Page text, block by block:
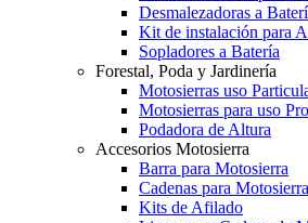
Desmalezadoras a
Kit de instalación para
Sopladores a Batería
Forestal, Poda y Jardinería
Motosierras uso
Motosierras para uso
Podadora de Altura
Accesorios Motosierra
Barra para Motosierra
Cadenas para
Kits de Afilado